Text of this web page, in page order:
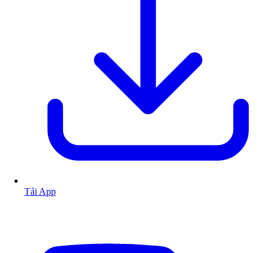
Tải App